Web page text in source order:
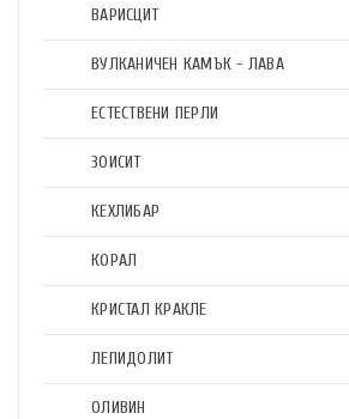
ВАРИСЦИТ
ВУЛКАНИЧЕН КАМЪК - ЛАВА
ЕСТЕСТВЕНИ ПЕРЛИ
ЗОИСИТ
КЕХЛИБАР
КОРАЛ
КРИСТАЛ КРАКЛЕ
ЛЕПИДОЛИТ
ОЛИВИН